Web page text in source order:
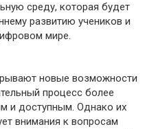
среду, которая будет
развитию учеников и
мире.
новые возможности
процесс более
и доступным. Однако их
внимания к вопросам